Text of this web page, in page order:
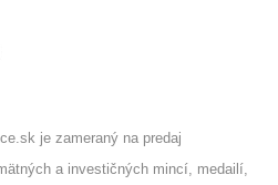
je zameraný na predaj
a investičných mincí, medailí,